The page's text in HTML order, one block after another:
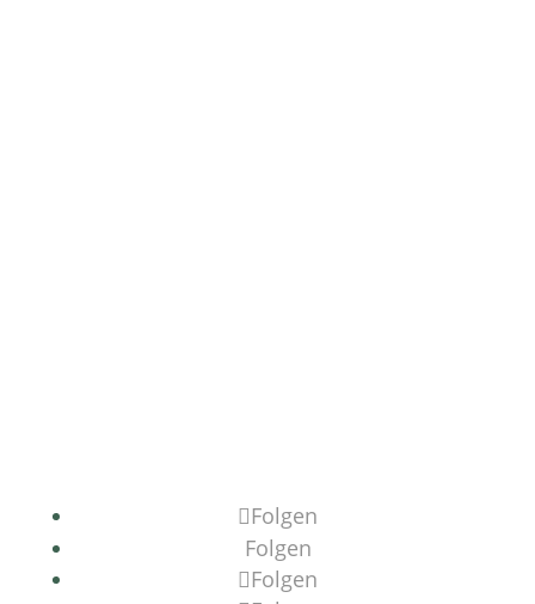
Folgen
Folgen
Folgen